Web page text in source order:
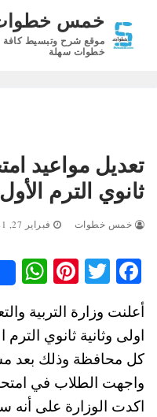
المحتوى
خمس
موقع شرح وتبسيط كافة
خطوات سهلة
تعديل مواعيد
ثانوي الترم
خمس خطوات فبراير 27, 2021
Fa
bo
ok
T
wi
tte
r
Pi
er
es
t
ts
A
أعلنت وزارة التربية
كل محافظة وذلك بعد
واجهت الطلاب في
اكدت الوزارة على أنه